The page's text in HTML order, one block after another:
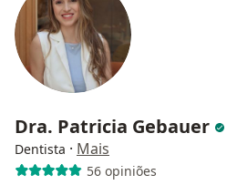
Dra. Patricia Gebauer
Dentista · Mais
56 opiniões